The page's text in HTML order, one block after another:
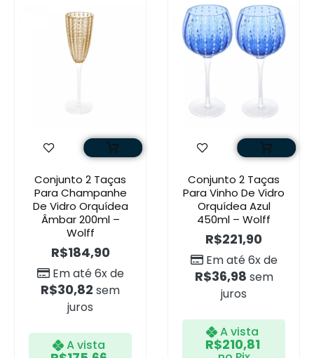
Conjunto 2 Taças
Para Champanhe
De Vidro Orquídea
Âmbar 200ml –
Wolff
R$184,90
Em até 6x de
R$30,82 sem
juros
A vista
Conjunto 2 Taças
Para Vinho De Vidro
Orquídea Azul
450ml – Wolff
R$221,90
Em até 6x de
R$36,98 sem
juros
A vista
R$210,81